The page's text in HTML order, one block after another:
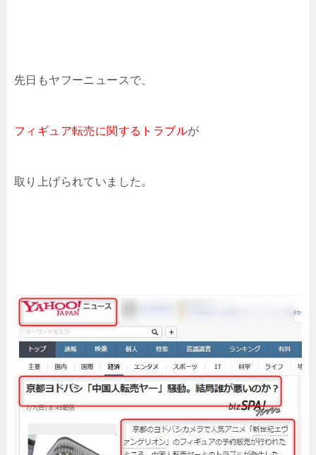
先日もヤフーニュースで、
フィギュア転売に関するトラブルが
取り上げられていました。